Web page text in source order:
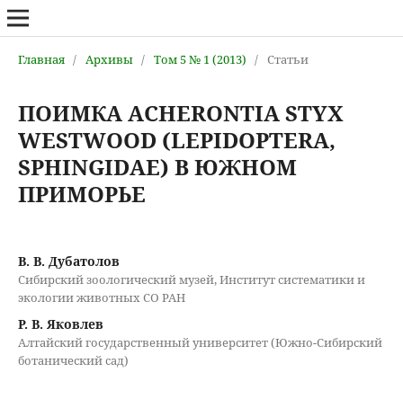
Главная / Архивы / Том 5 № 1 (2013) / Статьи
ПОИМКА ACHERONTIA STYX
WESTWOOD (LEPIDOPTERA,
SPHINGIDAE) В ЮЖНОМ
ПРИМОРЬЕ
В. В. Дубатолов
Сибирский зоологический музей, Институт систематики и
экологии животных СО РАН
Р. В. Яковлев
Алтайский государственный университет (Южно-Сибирский
ботанический сад)